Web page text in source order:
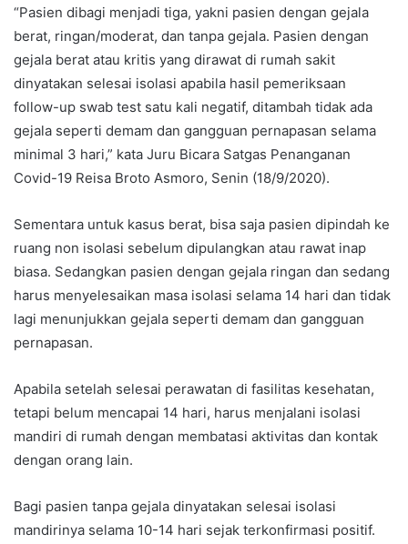
“Pasien dibagi menjadi tiga, yakni pasien dengan gejala
berat, ringan/moderat, dan tanpa gejala. Pasien dengan
gejala berat atau kritis yang dirawat di rumah sakit
dinyatakan selesai isolasi apabila hasil pemeriksaan
follow-up swab test satu kali negatif, ditambah tidak ada
gejala seperti demam dan gangguan pernapasan selama
minimal 3 hari,” kata Juru Bicara Satgas Penanganan
Covid-19 Reisa Broto Asmoro, Senin (18/9/2020).
Sementara untuk kasus berat, bisa saja pasien dipindah ke
ruang non isolasi sebelum dipulangkan atau rawat inap
biasa. Sedangkan pasien dengan gejala ringan dan sedang
harus menyelesaikan masa isolasi selama 14 hari dan tidak
lagi menunjukkan gejala seperti demam dan gangguan
pernapasan.
Apabila setelah selesai perawatan di fasilitas kesehatan,
tetapi belum mencapai 14 hari, harus menjalani isolasi
mandiri di rumah dengan membatasi aktivitas dan kontak
dengan orang lain.
Bagi pasien tanpa gejala dinyatakan selesai isolasi
mandirinya selama 10-14 hari sejak terkonfirmasi positif.